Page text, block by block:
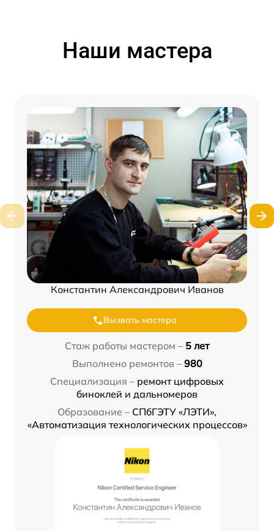
Наши мастера
Константин Александрович Иванов
Вызвать мастера
Стаж работы мастером – 5 лет
Выполнено ремонтов – 980
Специализация – ремонт цифровых
биноклей и дальномеров
Образование – СПбГЭТУ «ЛЭТИ»,
«Автоматизация технологических процессов»